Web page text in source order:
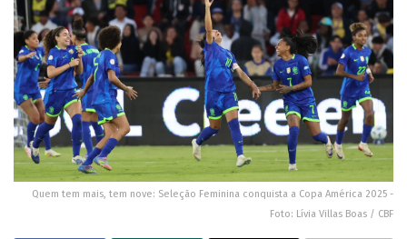
Quem tem mais, tem nove: Seleção Feminina conquista a Copa América 2025 -
Foto: Lívia Villas Boas / CBF